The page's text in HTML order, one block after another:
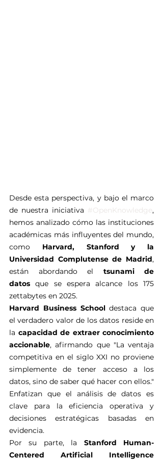
Desde esta perspectiva, y bajo el marco
de nuestra iniciativa
#OpenKnowledge,
hemos analizado cómo las instituciones
académicas más influyentes del mundo,
como Harvard, Stanford y la
Universidad Complutense de Madrid,
están abordando el tsunami de
datos que se espera alcance los 175
zettabytes en 2025.
Harvard Business School destaca que
el verdadero valor de los datos reside en
la capacidad de extraer conocimiento
accionable, afirmando que "La ventaja
competitiva en el siglo XXI no proviene
simplemente de tener acceso a los
datos, sino de saber qué hacer con ellos."
Enfatizan que el análisis de datos es
clave para la eficiencia operativa y
decisiones estratégicas basadas en
evidencia.
Por su parte, la Stanford Human-
Centered Artificial Intelligence